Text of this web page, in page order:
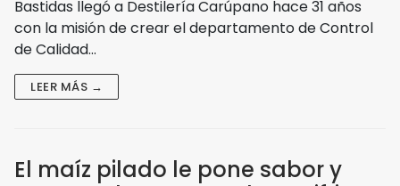
Bastidas llegó a Destilería Carúpano hace 31 años
con la misión de crear el departamento de Control
de Calidad…
LEER MÁS →
El maíz pilado le pone sabor y